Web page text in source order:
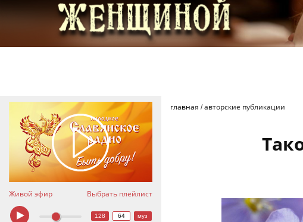
Живой эфир Выбрать плейлист
128 64 муз
главная /авторские публикации